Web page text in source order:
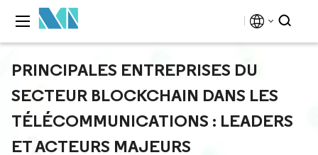
PRINCIPALES ENTREPRISES DU
SECTEUR BLOCKCHAIN DANS LES
TÉLÉCOMMUNICATIONS : LEADERS
ET ACTEURS MAJEURS